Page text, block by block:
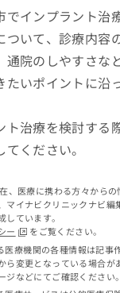
でインプラント治
ついて、診療内容
通院のしやすさな
たいポイントに沿
ト治療を検討する
ください。
、医療に携わる方々から
マイナビクリニックナビ編
しています。
ー
をご覧ください。
医療機関の各種情報は記事
ら変更となっている場合が
などにてご確認ください。